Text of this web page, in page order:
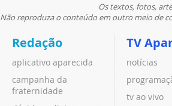
Os textos, fotos,
Não reproduza o conteúdo em outro meio de
Redação
aplicativo aparecida
campanha da
fraternidade
TV
notícias
tv ao vivo